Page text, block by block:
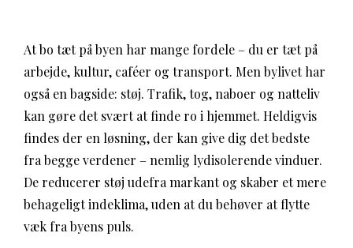
At bo tæt på byen har mange fordele – du er tæt på
arbejde, kultur, caféer og transport. Men bylivet har
også en bagside: støj. Trafik, tog, naboer og natteliv
kan gøre det svært at finde ro i hjemmet. Heldigvis
findes der en løsning, der kan give dig det bedste
fra begge verdener – nemlig lydisolerende vinduer.
De reducerer støj udefra markant og skaber et mere
behageligt indeklima, uden at du behøver at flytte
væk fra byens puls.